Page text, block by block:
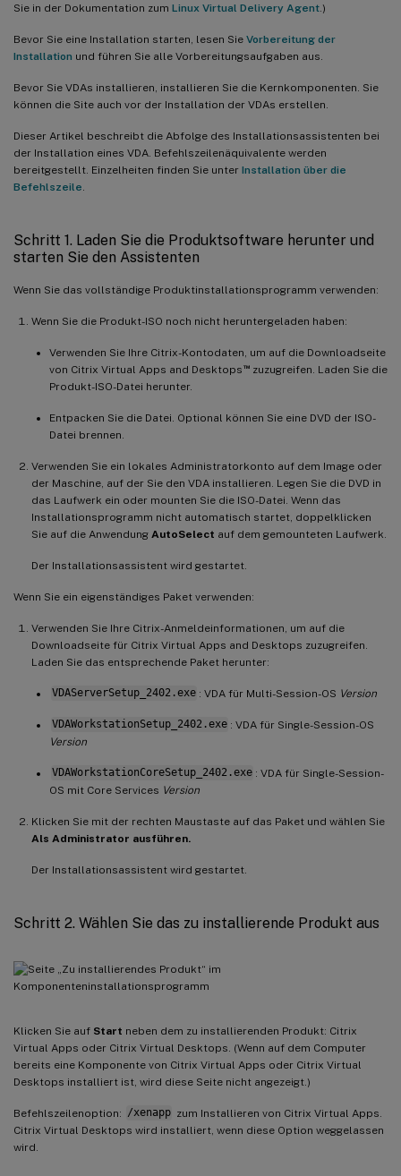
Sie in der Dokumentation zum Linux Virtual Delivery Agent .)
Bevor Sie eine Installation starten, lesen Sie Vorbereitung der
Installation und führen Sie alle Vorbereitungsaufgaben aus.
Bevor Sie VDAs installieren, installieren Sie die Kernkomponenten. Sie
können die Site auch vor der Installation der VDAs erstellen.
Dieser Artikel beschreibt die Abfolge des Installationsassistenten bei
der Installation eines VDA. Befehlszeilenäquivalente werden
bereitgestellt. Einzelheiten finden Sie unter Installation über die
Befehlszeile
Schritt 1. Laden Sie die Produktsoftware herunter und
starten Sie den Assistenten
Wenn Sie das vollständige Produktinstallationsprogramm verwenden:
Wenn Sie die Produkt-ISO noch nicht heruntergeladen haben:
Verwenden Sie Ihre Citrix-Kontodaten, um auf die Downloadseite
von Citrix Virtual Apps and Desktops ™zuzugreifen. Laden Sie die
Produkt-ISO-Datei herunter.
Entpacken Sie die Datei. Optional können Sie eine DVD der ISO-
Datei brennen.
Verwenden Sie ein lokales Administratorkonto auf dem Image oder
der Maschine, auf der Sie den VDA installieren. Legen Sie die DVD in
das Laufwerk ein oder mounten Sie die ISO-Datei. Wenn das
Installationsprogramm nicht automatisch startet, doppelklicken
Sie auf die Anwendung AutoSelect auf dem gemounteten Laufwerk.
Der Installationsassistent wird gestartet.
Wenn Sie ein eigenständiges Paket verwenden:
Verwenden Sie Ihre Citrix-Anmeldeinformationen, um auf die
Downloadseite für Citrix Virtual Apps and Desktops zuzugreifen.
Laden Sie das entsprechende Paket herunter:
VDAServerSetup_2402.exe : VDA für Multi-Session-OS Version
VDAWorkstationSetup_2402.exe : VDA für Single-Session-OS
Version
VDAWorkstationCoreSetup_2402.exe : VDA für Single-Session-
OS mit Core Services Version
Klicken Sie mit der rechten Maustaste auf das Paket und wählen Sie
Als Administrator ausführen.
Der Installationsassistent wird gestartet.
Schritt 2. Wählen Sie das zu installierende Produkt aus
Klicken Sie auf Start neben dem zu installierenden Produkt: Citrix
Virtual Apps oder Citrix Virtual Desktops. (Wenn auf dem Computer
bereits eine Komponente von Citrix Virtual Apps oder Citrix Virtual
Desktops installiert ist, wird diese Seite nicht angezeigt.)
Befehlszeilenoption: /xenapp zum Installieren von Citrix Virtual Apps.
Citrix Virtual Desktops wird installiert, wenn diese Option weggelassen
wird.